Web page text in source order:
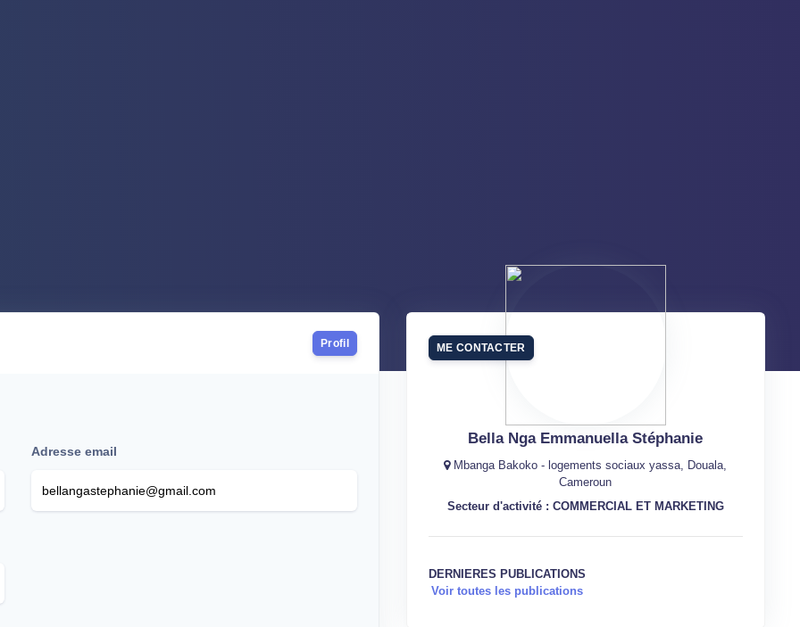
ME CONTACTER
Bella Nga Emmanuella Stéphanie
Mbanga Bakoko - logements sociaux yassa, Douala,
Cameroun
Secteur d'activité : COMMERCIAL ET MARKETING
DERNIERES PUBLICATIONS
Voir toutes les publications
Profil
Adresse email